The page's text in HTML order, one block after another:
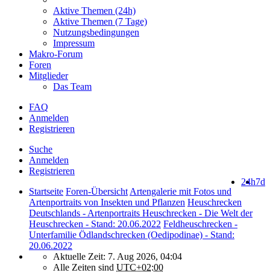
Aktive Themen (24h)
Aktive Themen (7 Tage)
Nutzungsbedingungen
Impressum
Makro-Forum
Foren
Mitglieder
Das Team
FAQ
Anmelden
Registrieren
Suche
Anmelden
Registrieren
7d
24h
Startseite Foren-Übersicht Artengalerie mit Fotos und
Artenportraits von Insekten und Pflanzen Heuschrecken
Deutschlands - Artenportraits Heuschrecken - Die Welt der
Heuschrecken - Stand: 20.06.2022 Feldheuschrecken -
Unterfamilie Ödlandschrecken (Oedipodinae) - Stand:
20.06.2022
Aktuelle Zeit: 7. Aug 2026, 04:04
Alle Zeiten sind UTC+02:00